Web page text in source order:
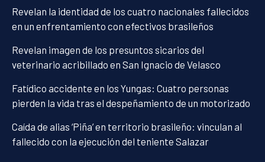
Revelan la identidad de los cuatro nacionales fallecidos
en un enfrentamiento con efectivos brasileños
Revelan imagen de los presuntos sicarios del
veterinario acribillado en San Ignacio de Velasco
Fatídico accidente en los Yungas: Cuatro personas
pierden la vida tras el despeñamiento de un motorizado
Caída de alias ‘Piña’ en territorio brasileño: vinculan al
fallecido con la ejecución del teniente Salazar